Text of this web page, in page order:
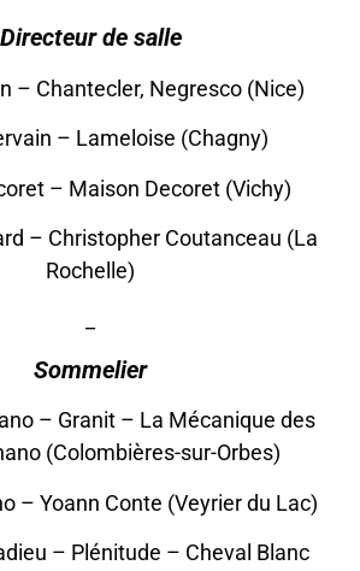
Directeur de salle
– Chantecler, Negresco (Nice)
– Lameloise (Chagny)
– Maison Decoret (Vichy)
– Christopher Coutanceau (La
Rochelle)
Sommelier
– Granit – La Mécanique des
(Colombières-sur-Orbes)
– Yoann Conte (Veyrier du Lac)
– Plénitude – Cheval Blanc